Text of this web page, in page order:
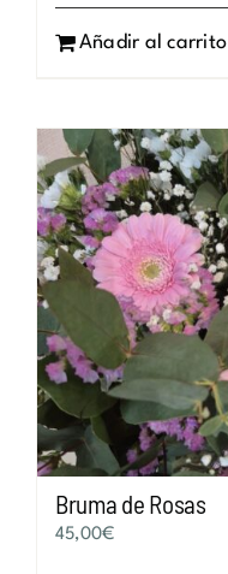
Añadir al carrito
Bruma de Rosas
45,00€